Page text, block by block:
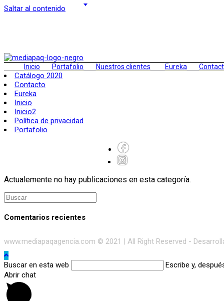
Saltar al contenido
Inicio Portafolio Nuestros clientes Eureka
Catálogo 2020
Contacto
Eureka
Inicio
Inicio2
Política de privacidad
Portafolio
Actualemente no hay publicaciones en esta categoría.
Comentarios recientes
www.mediapaqagencia.com © 2021 | All Right Reserved -
Buscar en esta web
Escribe y,
Abrir chat